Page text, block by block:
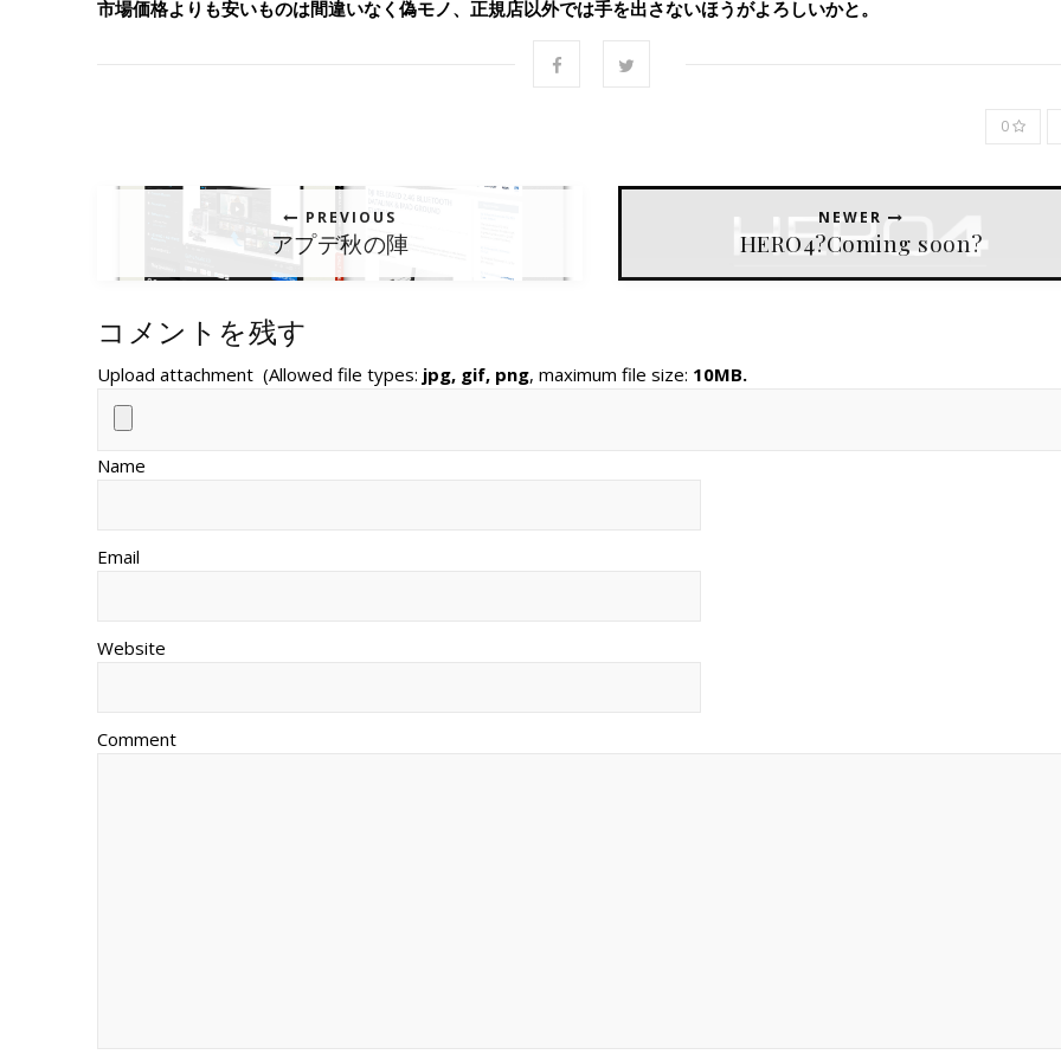
市場価格よりも安いものは間違いなく偽モノ、正規店以外では手を出さないほうがよろしいかと。
0
PREVIOUS
アプデ秋の陣
NEWER
HERO4?Coming soon?
コメントを残す
Upload attachment (Allowed file types: jpg, gif, png, maximum file size: 10MB.
Name
Email
Website
Comment